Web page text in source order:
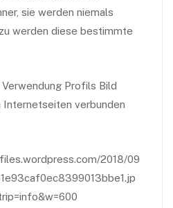
sie werden niemals
werden diese bestimmte
Profils Bild
Internetseiten verbunden
2018/09